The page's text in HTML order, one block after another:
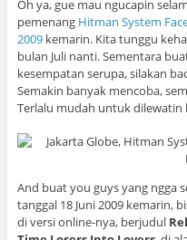
Oh ya, gue mau ngucapin
pemenang Hitman System
2009kemarin. Kita tunggu
bulan Juli nanti. Sementara
kesempatan serupa, silakan
Semakin banyak mencoba,
Terlalu mudah untuk dilewatin
And buat you guys yang ngga
tanggal 18 Juni 2009 kemarin,
di versi online-nya, berjudul